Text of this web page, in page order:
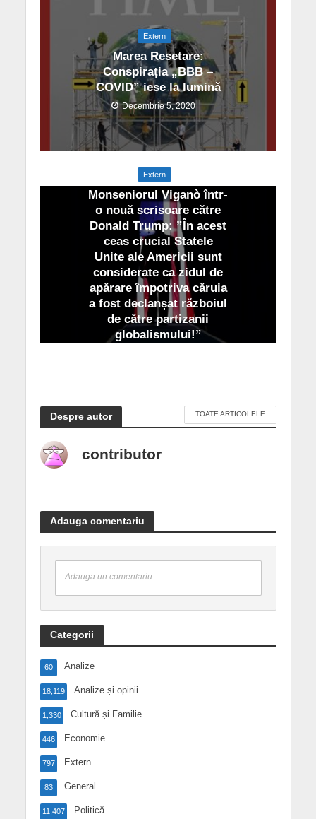
Extern
Marea Resetare:
Conspirația „BBB –
COVID” iese la lumină
Decembrie 5, 2020
Extern
Monseniorul Viganò într-
o nouă scrisoare către
Donald Trump: ”În acest
ceas crucial Statele
Unite ale Americii sunt
considerate ca zidul de
apărare împotriva căruia
a fost declanșat războiul
de către partizanii
globalismului!”
Despre autor TOATE ARTICOLELE
contributor
Adauga comentariu
Adauga un comentariu
Categorii
Analize
60
Analize și opinii
18,119
Cultură și Familie
1,330
Economie
446
Extern
797
General
83
Politică
11,407